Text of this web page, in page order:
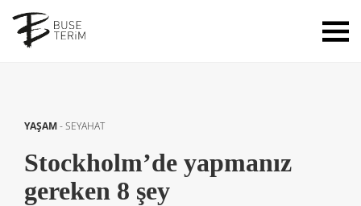
YAŞAM-SEYAHAT
Stockholm’de yapmanız
gereken 8 şey